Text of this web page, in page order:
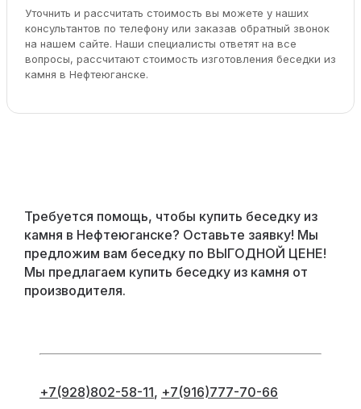
Уточнить и рассчитать стоимость вы можете у наших
консультантов по телефону или заказав обратный звонок
на нашем сайте. Наши специалисты ответят на все
вопросы, рассчитают стоимость изготовления беседки из
камня в Нефтеюганске.
Требуется помощь, чтобы купить беседку из
камня в Нефтеюганске? Оставьте заявку! Мы
предложим вам беседку по ВЫГОДНОЙ ЦЕНЕ!
Мы предлагаем купить беседку из камня от
производителя.
+7(928)802-58-11, +7(916)777-70-66